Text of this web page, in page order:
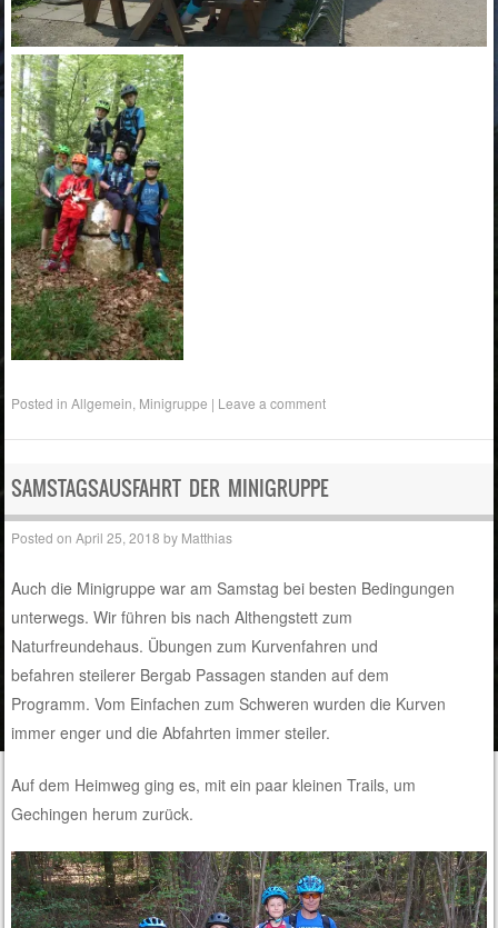
Posted inAllgemein Minigruppe | Leave a comment
SAMSTAGSAUSFAHRT DER MINIGRUPPE
Posted onApril 25, 2018 by Matthias
Auch die Minigruppe war am Samstag bei besten Bedingungen
unterwegs. Wir führen bis nach Althengstett zum
Naturfreundehaus. Übungen zum Kurvenfahren und
befahren steilerer Bergab Passagen standen auf dem
Programm. Vom Einfachen zum Schweren wurden die Kurven
immer enger und die Abfahrten immer steiler.
Auf dem Heimweg ging es, mit ein paar kleinen Trails, um
Gechingen herum zurück.